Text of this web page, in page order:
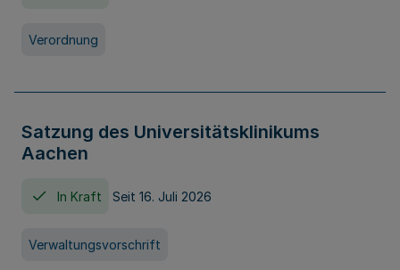
Verordnung
Satzung des Universitätsklinikums
Aachen
In Kraft Seit 16. Juli 2026
Verwaltungsvorschrift